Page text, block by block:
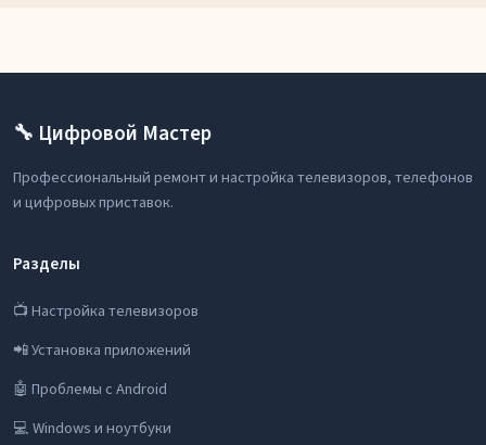
🔧 Цифровой Мастер
Профессиональный ремонт и настройка телевизоров, телефонов
и цифровых приставок.
Разделы
📺 Настройка телевизоров
📲 Установка приложений
🤖 Проблемы с Android
💻 Windows и ноутбуки